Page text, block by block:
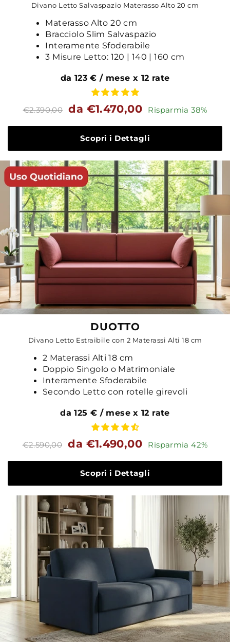
Divano Letto Salvaspazio Materasso Alto 20 cm
Materasso Alto 20 cm
Bracciolo Slim Salvaspazio
Interamente Sfoderabile
3 Misure Letto: 120 | 140 | 160 cm
da 123 € / mese x 12 rate
Prezzo
standard
€2.390,00 Prezzo
da €1.470,00 Risparmia 38%
Scopri i Dettagli
DUOTTO
Divano Letto Estraibile con 2 Materassi Alti 18 cm
2 Materassi Alti 18 cm
Doppio Singolo o Matrimoniale
Interamente Sfoderabile
Secondo Letto con rotelle girevoli
da 125 € / mese x 12 rate
Prezzo
standard
€2.590,00 Prezzo
da €1.490,00 Risparmia 42%
Scopri i Dettagli